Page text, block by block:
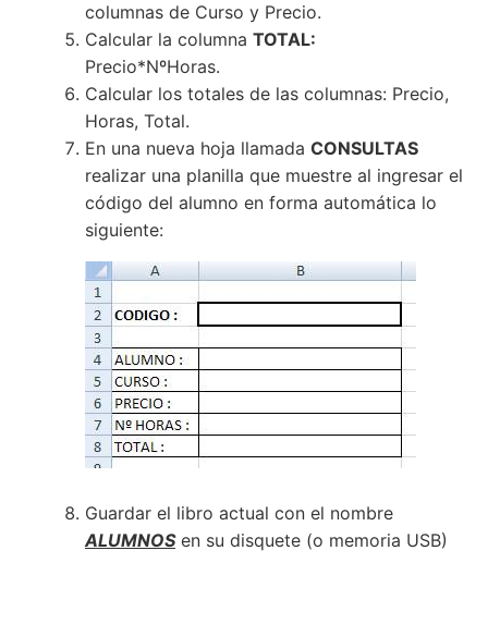
columnas de Curso y Precio.
Calcular la columna TOTAL:
Precio*NºHoras.
Calcular los totales de las columnas: Precio,
Horas, Total.
En una nueva hoja llamada CONSULTAS
realizar una planilla que muestre al ingresar el
código del alumno en forma automática lo
siguiente:
Guardar el libro actual con el nombre
ALUMNOSen su disquete (o memoria USB)